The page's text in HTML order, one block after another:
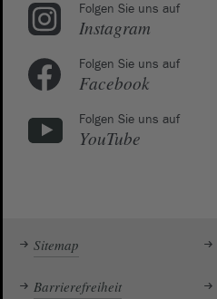
Folgen Sie uns auf
Instagram
Folgen Sie uns auf
Facebook
Folgen Sie uns auf
YouTube
Sitemap
Barrierefreiheit